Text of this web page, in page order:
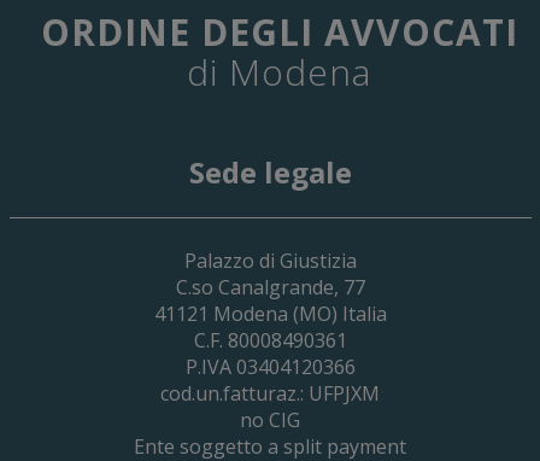
29 Giugno 2026
Cassa Forense – Elezioni Dei Delegati
2030
ORDINE DEGLI AVVOCATI
di Modena
Sede legale
Palazzo di Giustizia
C.so Canalgrande, 77
41121 Modena (MO) Italia
C.F. 80008490361
P.IVA 03404120366
cod.un.fatturaz.: UFPJXM
no CIG
Ente soggetto a split payment